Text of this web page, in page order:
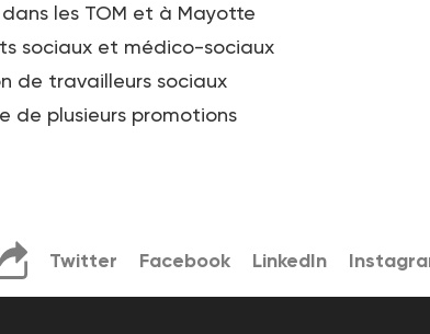
les TOM et à Mayotte
sociaux et médico-sociaux
de travailleurs sociaux
de plusieurs promotions
Twitter Facebook LinkedIn